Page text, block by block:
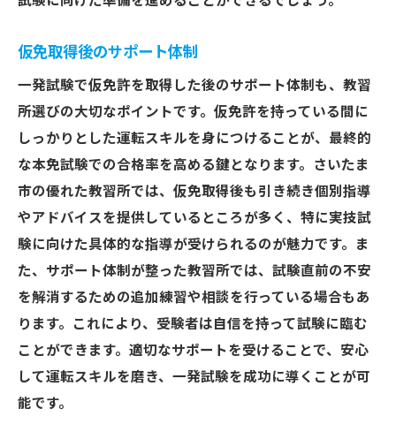
仮免取得後のサポート体制
一発試験で仮免許を取得した後のサポート体制も、教習
所選びの大切なポイントです。仮免許を持っている間に
しっかりとした運転スキルを身につけることが、最終的
な本免試験での合格率を高める鍵となります。さいたま
市の優れた教習所では、仮免取得後も引き続き個別指導
やアドバイスを提供しているところが多く、特に実技試
験に向けた具体的な指導が受けられるのが魅力です。ま
た、サポート体制が整った教習所では、試験直前の不安
を解消するための追加練習や相談を行っている場合もあ
ります。これにより、受験者は自信を持って試験に臨む
ことができます。適切なサポートを受けることで、安心
して運転スキルを磨き、一発試験を成功に導くことが可
能です。